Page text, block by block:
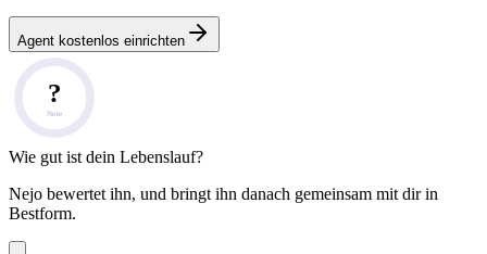
Agent kostenlos einrichten
?
Note
Wie gut ist dein Lebenslauf?
Nejo bewertet ihn, und bringt ihn danach gemeinsam mit dir in
Bestform.